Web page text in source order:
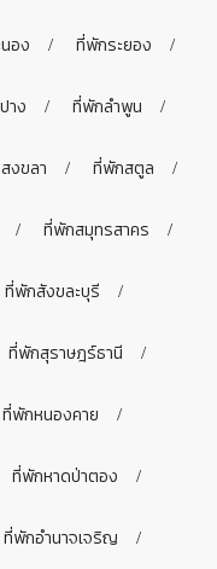
อง ที่พักระยอง
าง ที่พักลำพูน
งขลา ที่พักสตูล
ที่พักสมุทรสาคร
ที่พักสังขละบุรี
ที่พักสุราษฎร์ธานี
ที่พักหนองคาย
ที่พักหาดป่าตอง
ที่พักอำนาจเจริญ